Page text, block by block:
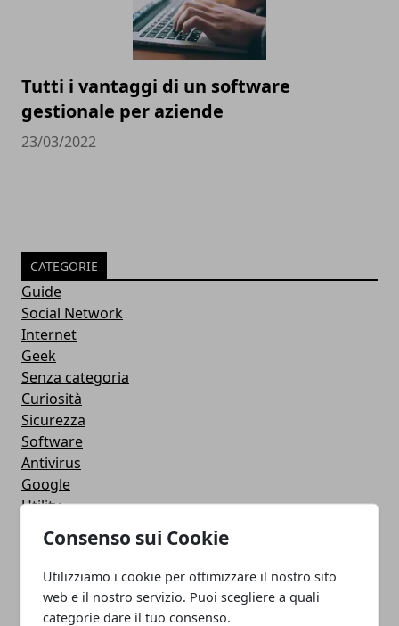
Consenso sui Cookie
Utilizziamo i cookie per ottimizzare il nostro sito
web e il nostro servizio. Puoi scegliere a quali
categorie dare il tuo consenso.
Tutti i vantaggi di un software
gestionale per aziende
23/03/2022
CATEGORIE
Guide
Social Network
Internet
Geek
Senza categoria
Curiosità
Sicurezza
Software
Antivirus
Google
Utility
Giochi
Servizi online
Eventi
How To - Come Fare
CMS